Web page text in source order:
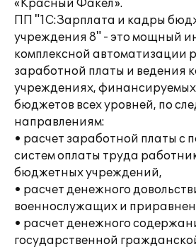
«Красный Факел».
ПП "1С:Зарплата и кадры
учреждения 8" - это мощный
комплексной автоматизации
заработной платы и ведения
учреждениях, финансируемых
бюджетов всех уровней, по
направлениям:
• расчет заработной платы с
систем оплаты труда
бюджетных учреждений,
• расчет денежного
военнослужащих и
• расчет денежного
государственной